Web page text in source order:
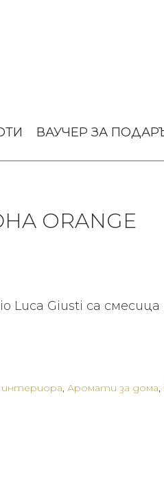
ВАУЧЕР ЗА
ORANGE
Luca Giusti са
интериора Аромати за дома